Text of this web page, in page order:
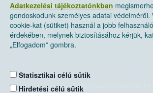
Adatkezelési tájékoztatónkban
gondoskodunk személyes adatai védelméről.
cookie-kat (sütiket) használ a jobb
érdekében, melynek biztosításához kérjük,
„Elfogadom” gombra.
Statisztikai célú sütik
Hirdetési célú sütikNemzeti Élelmiszerlánc-biztonsági